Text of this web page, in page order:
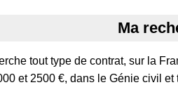
Ma
tout type de contrat, sur la
et 2500 €, dans le Génie civil et